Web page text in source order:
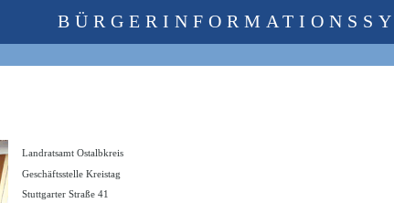
Landratsamt Ostalbkreis
Geschäftsstelle Kreistag
Stuttgarter Straße 41